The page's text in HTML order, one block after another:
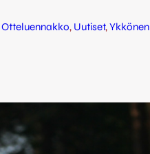
Otteluennakko, Uutiset, Ykkönen